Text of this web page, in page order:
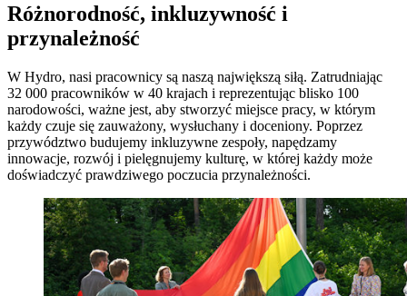
Różnorodność, inkluzywność i
przynależność
W Hydro, nasi pracownicy są naszą największą siłą. Zatrudniając
32 000 pracowników w 40 krajach i reprezentując blisko 100
narodowości, ważne jest, aby stworzyć miejsce pracy, w którym
każdy czuje się zauważony, wysłuchany i doceniony. Poprzez
przywództwo budujemy inkluzywne zespoły, napędzamy
innowacje, rozwój i pielęgnujemy kulturę, w której każdy może
doświadczyć prawdziwego poczucia przynależności.